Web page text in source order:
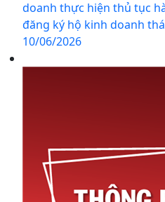
doanh thực hiện thủ tục
đăng ký hộ kinh doanh
10/06/2026